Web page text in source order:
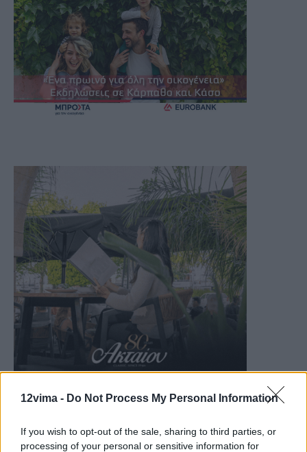
12vima - Do Not Process My Personal Information
If you wish to opt-out of the sale, sharing to third parties, or
processing of your personal or sensitive information for